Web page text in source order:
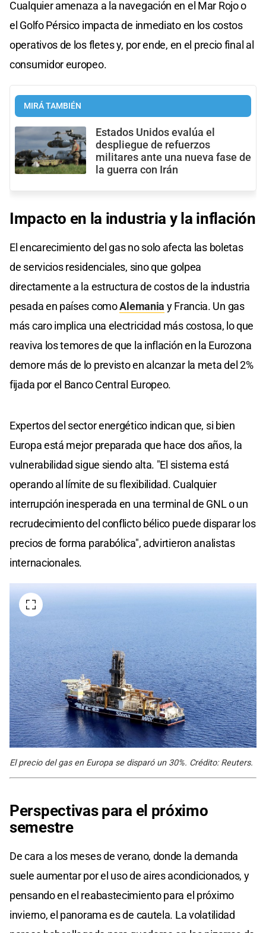
Cualquier amenaza a la navegación en el Mar Rojo o
el Golfo Pérsico impacta de inmediato en los costos
operativos de los fletes y, por ende, en el precio final al
consumidor europeo.
MIRÁ TAMBIÉN
Estados Unidos evalúa el
despliegue de refuerzos
militares ante una nueva fase de
la guerra con Irán
Impacto en la industria y la inflación
El encarecimiento del gas no solo afecta las boletas
de servicios residenciales, sino que golpea
directamente a la estructura de costos de la industria
pesada en países comoAlemania y Francia. Un gas
más caro implica una electricidad más costosa, lo que
reaviva los temores de que la inflación en la Eurozona
demore más de lo previsto en alcanzar la meta del 2%
fijada por el Banco Central Europeo.
Expertos del sector energético indican que, si bien
Europa está mejor preparada que hace dos años, la
vulnerabilidad sigue siendo alta. "El sistema está
operando al límite de su flexibilidad. Cualquier
interrupción inesperada en una terminal de GNL o un
recrudecimiento del conflicto bélico puede disparar los
precios de forma parabólica", advirtieron analistas
internacionales.
El precio del gas en Europa se disparó un 30%. Crédito: Reuters.
Perspectivas para el próximo
semestre
De cara a los meses de verano, donde la demanda
suele aumentar por el uso de aires acondicionados, y
pensando en el reabastecimiento para el próximo
invierno, el panorama es de cautela. La volatilidad